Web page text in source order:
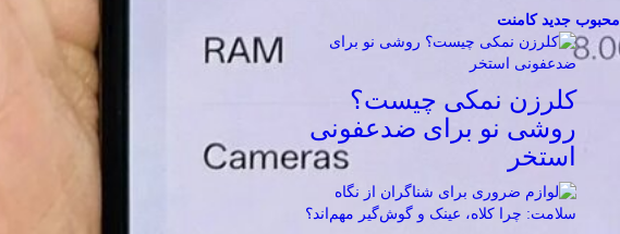
محبوبجدیدکامنت
کلرزن نمکی چیست؟
روشی نو برای ضدعفونی
استخر